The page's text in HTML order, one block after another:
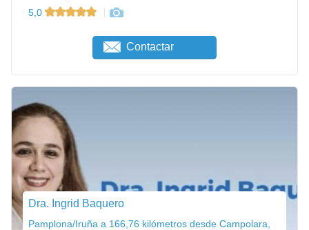
5,0
Contactar
Dra. Ingrid Baquero
Pamplona/Iruña a 166,76 kilómetros desde Campolara,